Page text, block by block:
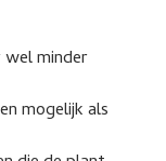
wel minder
mogelijk als